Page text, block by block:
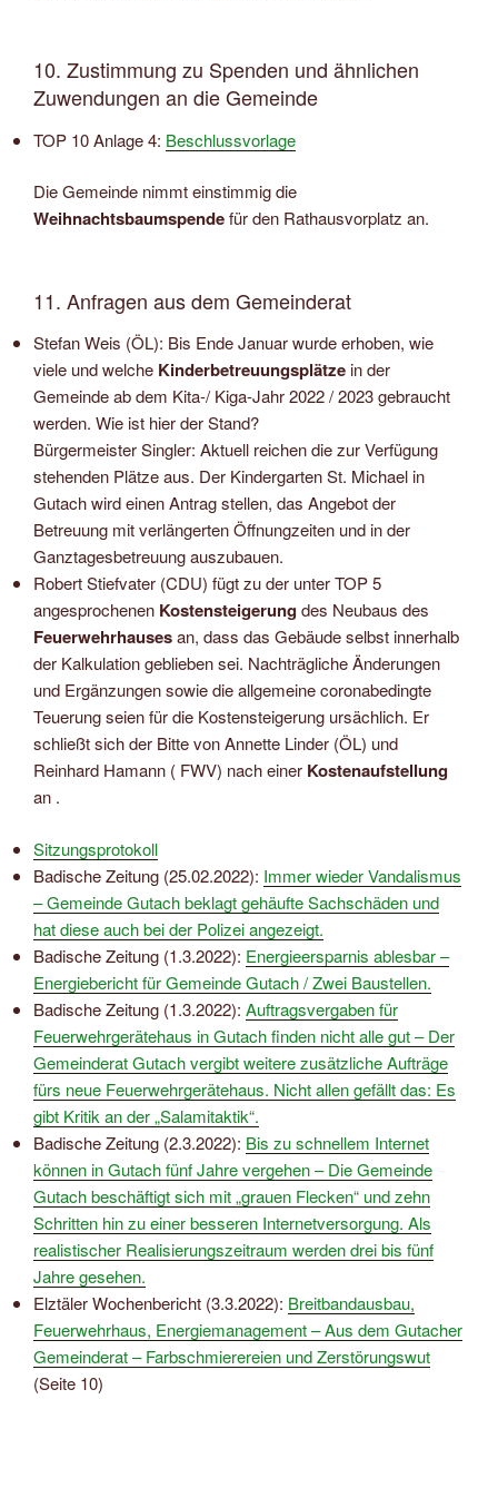
10. Zustimmung zu Spenden und ähnlichen
Zuwendungen an die Gemeinde
TOP 10 Anlage 4: Beschlussvorlage
Die Gemeinde nimmt einstimmig die
Weihnachtsbaumspendefür den Rathausvorplatz an.
11. Anfragen aus dem Gemeinderat
Stefan Weis (ÖL): Bis Ende Januar wurde erhoben, wie
viele und welche Kinderbetreuungsplätzein der
Gemeinde ab dem Kita-/ Kiga-Jahr 2022 / 2023 gebraucht
werden. Wie ist hier der Stand?
Bürgermeister Singler: Aktuell reichen die zur Verfügung
stehenden Plätze aus. Der Kindergarten St. Michael in
Gutach wird einen Antrag stellen, das Angebot der
Betreuung mit verlängerten Öffnungzeiten und in der
Ganztagesbetreuung auszubauen.
Robert Stiefvater (CDU) fügt zu der unter TOP 5
angesprochenen Kostensteigerungdes Neubaus des
Feuerwehrhausesan, dass das Gebäude selbst innerhalb
der Kalkulation geblieben sei. Nachträgliche Änderungen
und Ergänzungen sowie die allgemeine coronabedingte
Teuerung seien für die Kostensteigerung ursächlich. Er
schließt sich der Bitte von Annette Linder (ÖL) und
Reinhard Hamann ( FWV) nach einer Kostenaufstellung
an .
Sitzungsprotokoll
Badische Zeitung (25.02.2022): Immer wieder Vandalismus
– Gemeinde Gutach beklagt gehäufte Sachschäden und
hat diese auch bei der Polizei angezeigt.
Badische Zeitung (1.3.2022): Energieersparnis ablesbar –
Energiebericht für Gemeinde Gutach / Zwei Baustellen.
Badische Zeitung (1.3.2022): Auftragsvergaben für
Feuerwehrgerätehaus in Gutach finden nicht alle gut – Der
Gemeinderat Gutach vergibt weitere zusätzliche Aufträge
fürs neue Feuerwehrgerätehaus. Nicht allen gefällt das: Es
gibt Kritik an der „Salamitaktik“.
Badische Zeitung (2.3.2022): Bis zu schnellem Internet
können in Gutach fünf Jahre vergehen – Die Gemeinde
Gutach beschäftigt sich mit „grauen Flecken“ und zehn
Schritten hin zu einer besseren Internetversorgung. Als
realistischer Realisierungszeitraum werden drei bis fünf
Jahre gesehen.
Elztäler Wochenbericht (3.3.2022): Breitbandausbau,
Feuerwehrhaus, Energiemanagement – Aus dem Gutacher
Gemeinderat – Farbschmierereien und Zerstörungswut
(Seite 10)